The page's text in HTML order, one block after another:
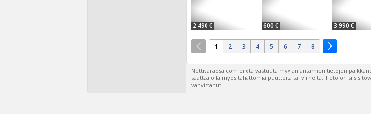
2 490 € 600 € 3 990 €
1 2 3 4 5 6 7 8
Nettivaraosa.com ei ota vastuuta myyjän antamien tietojen
saattaa olla myös tahattomia puutteita tai virheitä. Tieto on siis
vahvistanut.